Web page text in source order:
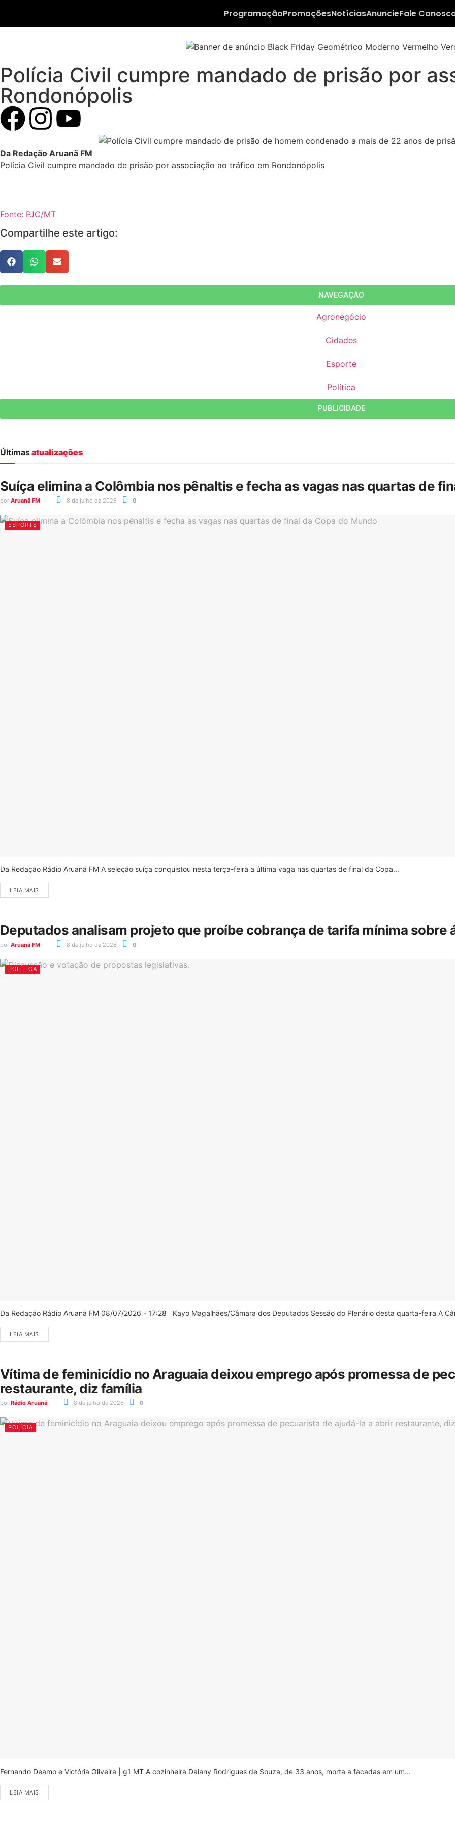
ProgramaçãoPromoçõesNotíciasAnuncieFale
Polícia Civil cumpre mandado de prisão por
Rondonópolis
Da Redação Aruanã FM
Polícia Civil cumpre mandado de prisão por associação ao tráfico em Rondonópolis
Fonte: PJC/MT
Compartilhe este artigo:
NAVEGAÇÃO
Agronegócio
Cidades
Esporte
Política
PUBLICIDADE
Últimasatualizações
Suíça elimina a Colômbia nos pênaltis e fecha as vagas nas quartas de
por Aruanã FM 8 de julho de 2026 0
ESPORTE
Da Redação Rádio Aruanã FM A seleção suíça conquistou nesta terça-feira a última vaga nas quartas de final da Copa...
LEIA MAIS
Deputados analisam projeto que proíbe cobrança de tarifa mínima sobre
por Aruanã FM 8 de julho de 2026 0
POLÍTICA
Da Redação Rádio Aruanã FM 08/07/2026 - 17:28 Kayo Magalhães/Câmara dos Deputados Sessão do Plenário desta quarta-feira A
LEIA MAIS
Vítima de feminicídio no Araguaia deixou emprego após promessa de
restaurante, diz família
por Rádio Aruanã 8 de julho de 2026 0
POLÍCIA
Fernando Deamo e Victória Oliveira | g1 MT A cozinheira Daiany Rodrigues de Souza, de 33 anos, morta a facadas em um...
LEIA MAIS